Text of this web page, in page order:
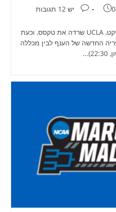
תגובות:
יש 12 תגובות
דרום קרוליינה עצרה את קונטיקט, UCLA שרדה את טקסס, וכעת
החדשה של הענף לבין מכללה